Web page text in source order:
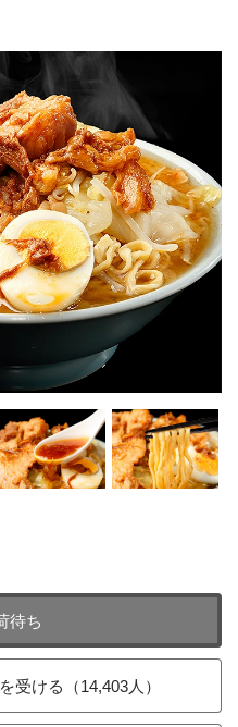
待ち
受ける（14,403人）